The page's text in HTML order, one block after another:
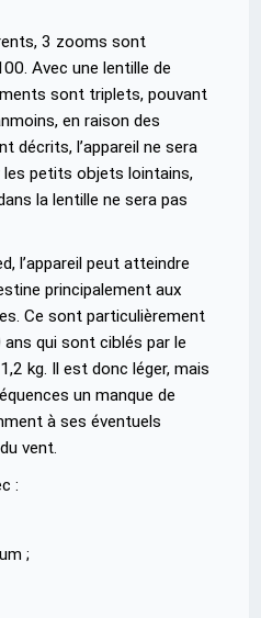
3 zooms sont
Avec une lentille de
sont triplets, pouvant
en raison des
décrits, l’appareil ne sera
les petits objets lointains,
la lentille ne sera pas
l’appareil peut atteindre
principalement aux
Ce sont particulièrement
qui sont ciblés par le
kg. Il est donc léger, mais
un manque de
à ses éventuels
vent.
:
;